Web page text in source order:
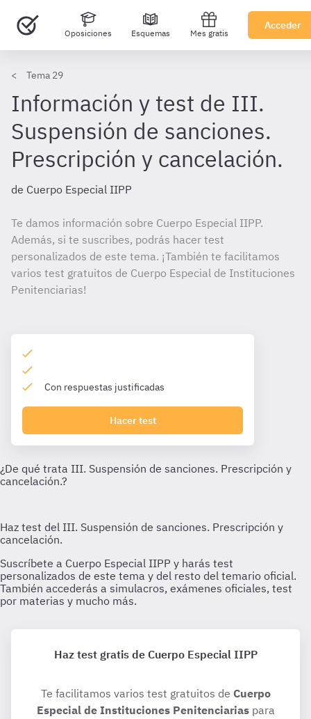
Oposiciones Esquemas Mes gratis
Acceder
Tema 29
Información y test de III.
Suspensión de sanciones.
Prescripción y cancelación.
de Cuerpo Especial IIPP
Te damos información sobre Cuerpo Especial IIPP.
Además, si te suscribes, podrás hacer test
personalizados de este tema. ¡También te facilitamos
varios test gratuitos de Cuerpo Especial de Instituciones
Penitenciarias!
Con respuestas justificadas
Hacer test
Haz test gratis de Cuerpo Especial IIPP
Te facilitamos varios test gratuitos de Cuerpo
Especial de Instituciones Penitenciariaspara